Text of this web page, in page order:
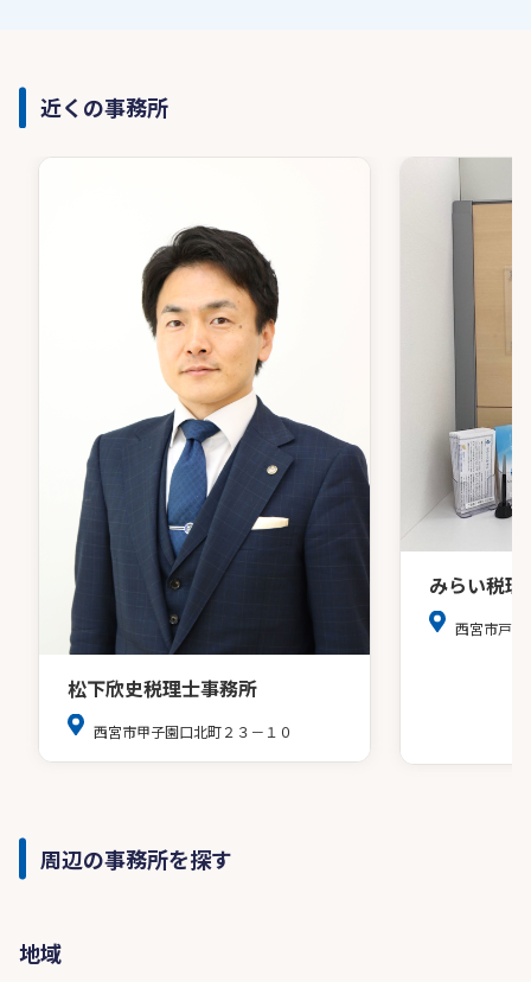
近くの事務所
松下欣史税理士事務所
西宮市甲子園口北町２３－１０
みらい税理
西宮市戸田
周辺の事務所を探す
地域